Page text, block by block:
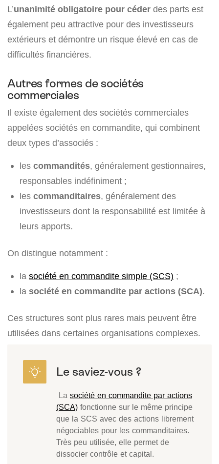
L’unanimité obligatoire pour céder des parts est
également peu attractive pour des investisseurs
extérieurs et démontre un risque élevé en cas de
difficultés financières.
Autres formes de sociétés
commerciales
Il existe également des sociétés commerciales
appelées sociétés en commandite, qui combinent
deux types d’associés :
les commandités, généralement gestionnaires,
responsables indéfiniment ;
les commanditaires, généralement des
investisseurs dont la responsabilité est limitée à
leurs apports.
On distingue notamment :
la société en commandite simple (SCS) ;
la société en commandite par actions (SCA).
Ces structures sont plus rares mais peuvent être
utilisées dans certaines organisations complexes.
La société en commandite par actions
(SCA) fonctionne sur le même principe
que la SCS avec des actions librement
négociables pour les commanditaires.
Très peu utilisée, elle permet de
dissocier contrôle et capital.